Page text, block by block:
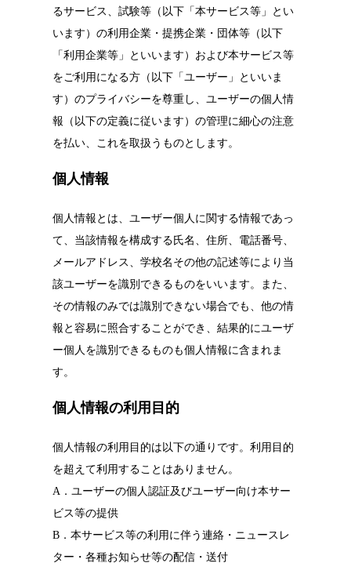
るサービス、試験等（以下「本サービス等」とい
います）の利用企業・提携企業・団体等（以下
「利用企業等」といいます）および本サービス等
をご利用になる方（以下「ユーザー」といいま
す）のプライバシーを尊重し、ユーザーの個人情
報（以下の定義に従います）の管理に細心の注意
を払い、これを取扱うものとします。
個人情報
個人情報とは、ユーザー個人に関する情報であっ
て、当該情報を構成する氏名、住所、電話番号、
メールアドレス、学校名その他の記述等により当
該ユーザーを識別できるものをいいます。また、
その情報のみでは識別できない場合でも、他の情
報と容易に照合することができ、結果的にユーザ
ー個人を識別できるものも個人情報に含まれま
す。
個人情報の利用目的
個人情報の利用目的は以下の通りです。利用目的
を超えて利用することはありません。
A．ユーザーの個人認証及びユーザー向け本サー
ビス等の提供
B．本サービス等の利用に伴う連絡・ニュースレ
ター・各種お知らせ等の配信・送付